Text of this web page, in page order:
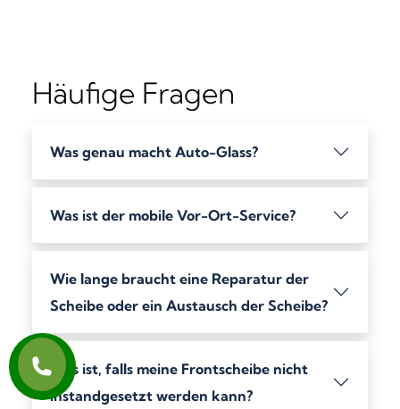
Häufige Fragen
Was genau macht Auto-Glass?
Was ist der mobile Vor-Ort-Service?
Wie lange braucht eine Reparatur der
Scheibe oder ein Austausch der Scheibe?
Was ist, falls meine Frontscheibe nicht
instandgesetzt werden kann?